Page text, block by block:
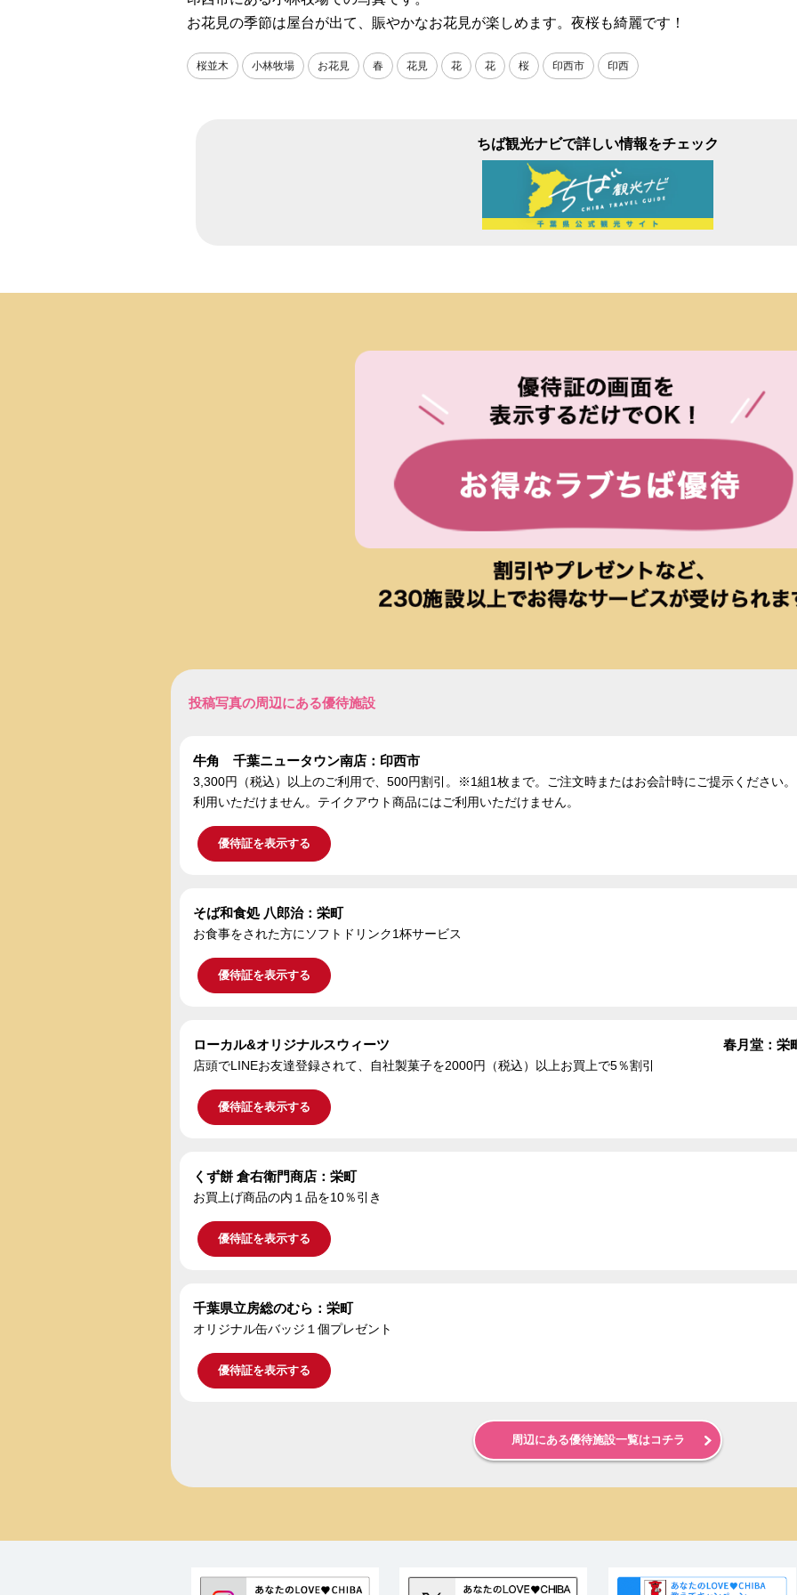
お花見の季節は屋台が出て、賑やかなお花見が楽しめます。夜桜も綺麗です！
桜並木 小林牧場 お花見 春 花見 花 花 桜 印西市 印西
ちば観光ナビで詳しい情報をチェック
投稿写真の周辺にある優待施設
牛角 千葉ニュータウン南店：印西市
3,300円（税込）以上のご利用で、500円割引。※1組1枚まで。ご注文時またはお会計時にご提示ください
利用いただけません。テイクアウト商品にはご利用いただけません。
優待証を表示する
そば和食処 八郎治：栄町
お食事をされた方にソフトドリンク1杯サービス
優待証を表示する
ローカル&オリジナルスウィーツ 春月堂：栄
店頭でLINEお友達登録されて、自社製菓子を2000円（税込）以上お買上で5％割引
優待証を表示する
くず餅 倉右衛門商店：栄町
お買上げ商品の内１品を10％引き
優待証を表示する
千葉県立房総のむら：栄町
オリジナル缶バッジ１個プレゼント
優待証を表示する
周辺にある優待施設一覧はコチラ